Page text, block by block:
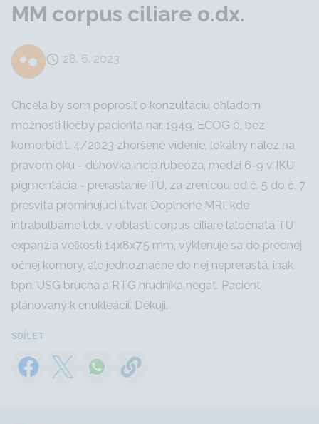
MM corpus ciliare o.dx.
28. 6. 2023
Chcela by som poprosiť o konzultáciu ohľadom
možnosti liečby pacienta nar. 1949, ECOG 0, bez
komorbidít. 4/2023 zhoršené videnie, lokálny nález na
pravom oku - dúhovka incip.rubeóza, medzi 6-9 v IKU
pigmentácia - prerastanie TU, za zrenicou od č. 5 do č. 7
presvitá prominujúci útvar. Doplnené MRI, kde
intrabulbárne l.dx. v oblasti corpus ciliare laločnatá TU
expanzia veľkosti 14x8x7.5 mm, vyklenuje sa do prednej
očnej komory, ale jednoznačne do nej neprerastá, inak
bpn. USG brucha a RTG hrudníka negat. Pacient
plánovaný k enukleácii. Děkuji.
SDÍLET